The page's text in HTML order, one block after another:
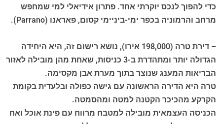
כדי להפוך לנכס יוקרתי אחד. פתרון אידיאלי למי שמחפש
מרחב והרמוניה בכפר ימי-ביניימי קסום, פאראנו (Parrano).
– דירת טרה (198,000 אירו), נושא רישום זה, היא היחידה
הגדולה יותר ומתהדרת ב-3 כניסות, שאחת מהן מובילה לאזור
הבריאות המענג שנוצר בתוך מערת אבן מקסימה.
טרה היא הדירה הראשונה עם גישה כפולה ובלעדית בקומת
הקרקע מהכיכר הקטנה למטה ומהסמטה.
הכניסה העצמאית מובילה למטבח מרווח עם פינת אוכל ואח